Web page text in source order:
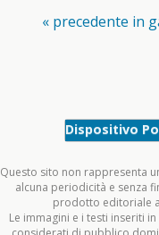
« precedente in
Dispositivo
Questo sito non rappresenta
alcuna periodicità e senza
prodotto editoriale
Le immagini e i testi inseriti